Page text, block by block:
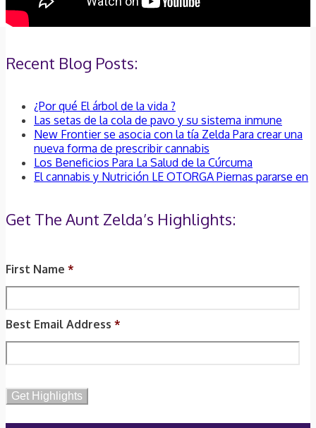
Recent Blog Posts:
¿Por qué El árbol de la vida ?
Las setas de la cola de pavo y su sistema inmune
New Frontier se asocia con la tía Zelda Para crear una
nueva forma de prescribir cannabis
Los Beneficios Para La Salud de la Cúrcuma
El cannabis y Nutrición LE OTORGA Piernas pararse en
Get The Aunt Zelda’s Highlights:
First Name *
Best Email Address *